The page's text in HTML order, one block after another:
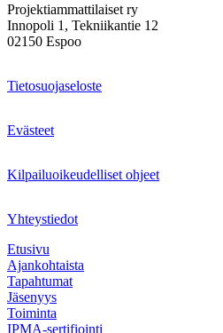
Projektiammattilaiset ry
Innopoli 1, Tekniikantie 12
02150 Espoo
Tietosuojaseloste
Evästeet
Kilpailuoikeudelliset ohjeet
Yhteystiedot
Etusivu
Ajankohtaista
Tapahtumat
Jäsenyys
Toiminta
IPMA-sertifiointi